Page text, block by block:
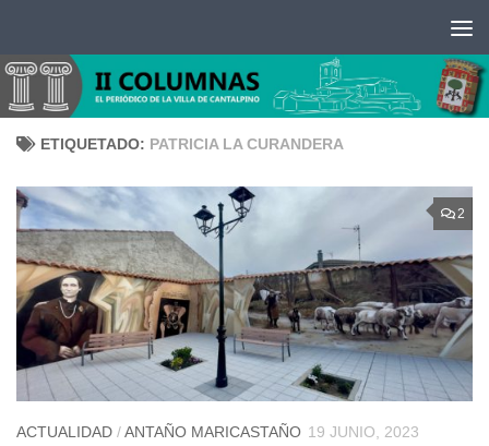
ETIQUETADO: PATRICIA LA CURANDERA
2
ACTUALIDAD /ANTAÑO MARICASTAÑO 19 JUNIO, 2023